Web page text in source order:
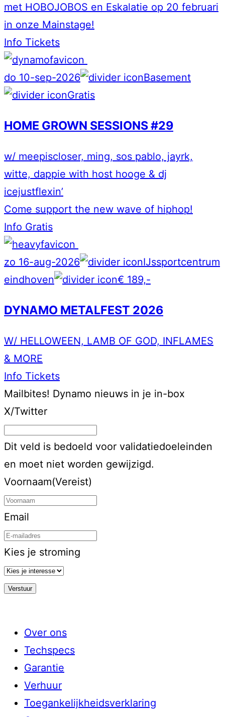
met HOBOJOBOS en Eskalatie op 20 februari
in onze Mainstage!
Info Tickets
do 10-sep-2026
Basement
Gratis
HOME GROWN SESSIONS #29
w/ meepiscloser, ming, sos pablo, jayrk,
witte, dappie with host hooge & dj
icejustflexin’
Come support the new wave of hiphop!
Info Gratis
zo 16-aug-2026
IJssportcentrum
eindhoven
€ 189,-
DYNAMO METALFEST 2026
W/ HELLOWEEN, LAMB OF GOD, INFLAMES
& MORE
Info Tickets
Mailbites! Dynamo nieuws in je in-box
X/Twitter
Dit veld is bedoeld voor validatiedoeleinden
en moet niet worden gewijzigd.
Voornaam(Vereist)
Email
Kies je stroming
Over ons
Techspecs
Garantie
Verhuur
Toegankelijkheidsverklaring